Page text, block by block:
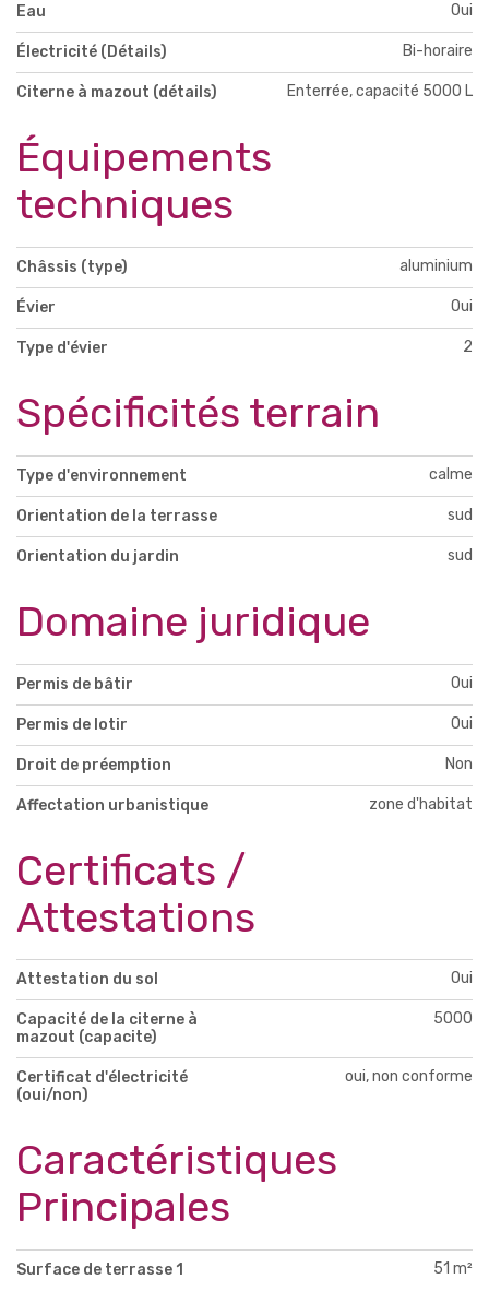
Eau Oui
Électricité (Détails) Bi-horaire
Citerne à mazout (détails) Enterrée, capacité 5000 L
Équipements
techniques
Châssis (type) aluminium
Évier Oui
Type d'évier 2
Spécificités terrain
Type d'environnement calme
Orientation de la terrasse sud
Orientation du jardin sud
Domaine juridique
Permis de bâtir Oui
Permis de lotir Oui
Droit de préemption Non
Affectation urbanistique zone d'habitat
Certificats /
Attestations
Attestation du sol Oui
Capacité de la citerne à
mazout (capacite)
5000
Certificat d'électricité
(oui/non)
oui, non conforme
Caractéristiques
Principales
Surface de terrasse 1 51 m²